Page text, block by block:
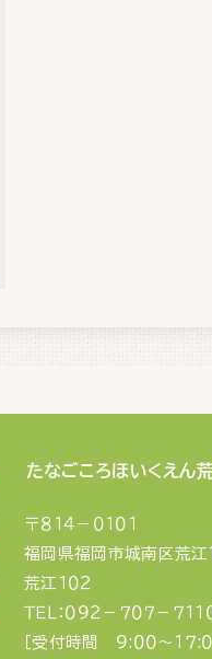
たなごころほいくえん
〒８１４－０１０１
福岡県福岡市城南区荒江
荒江１０２
ＴＥＬ：０９２－７０７－７１１
［受付時間 ９:００〜１７:０